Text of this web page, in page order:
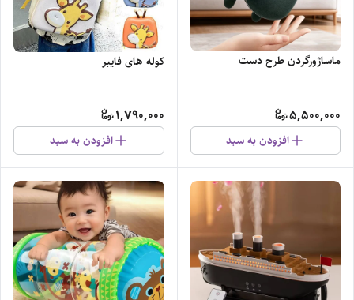
ماساژورگردن طرح دست
5,500,000
افزودن به سبد
کوله های فایبر
1,790,000
افزودن به سبد